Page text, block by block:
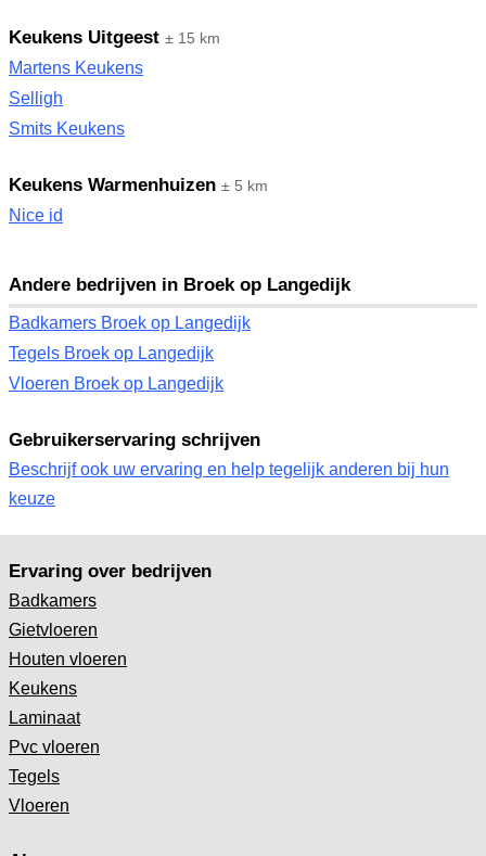
Keukens Uitgeest ± 15 km
Martens Keukens
Selligh
Smits Keukens
Keukens Warmenhuizen ± 5 km
Nice id
Andere bedrijven in Broek op Langedijk
Badkamers Broek op Langedijk
Tegels Broek op Langedijk
Vloeren Broek op Langedijk
Gebruikerservaring schrijven
Beschrijf ook uw ervaring en help tegelijk anderen bij hun
keuze
Ervaring over bedrijven
Badkamers
Gietvloeren
Houten vloeren
Keukens
Laminaat
Pvc vloeren
Tegels
Vloeren